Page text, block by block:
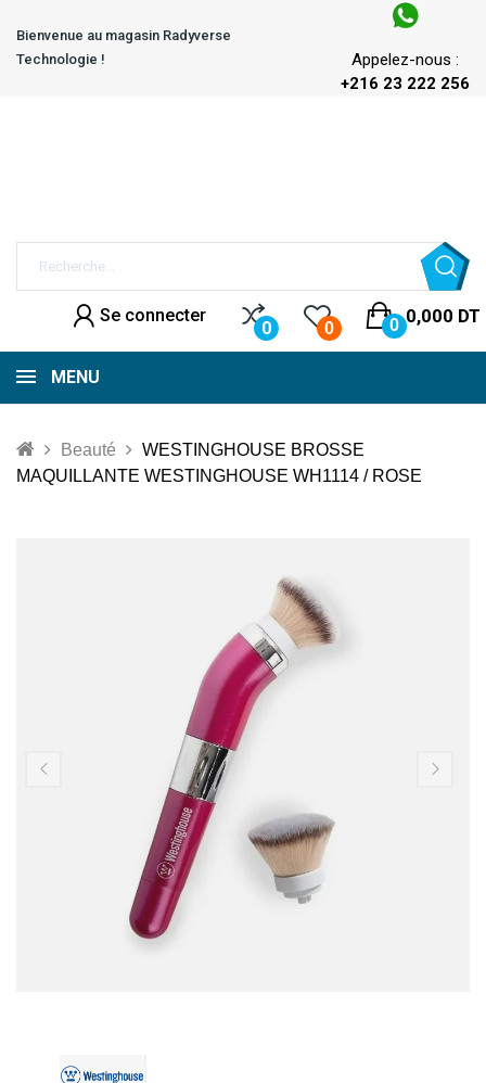
Bienvenue au magasin Radyverse
Technologie !
Appelez-nous :
+216 23 222 256
Se connecter
0 0
0,000 DT
0
MENU
Beauté
WESTINGHOUSE BROSSE
MAQUILLANTE WESTINGHOUSE WH1114 / ROSE